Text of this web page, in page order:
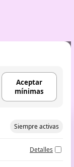
Aceptar
mínimas
Siempre activas
Detalles